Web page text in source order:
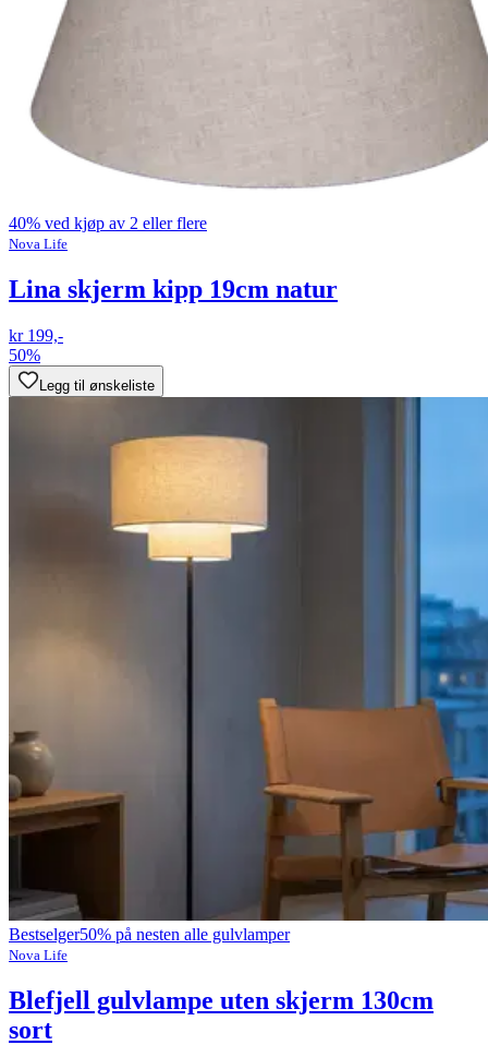
40% ved kjøp av 2 eller flere
Nova Life
Lina skjerm kipp 19cm natur
kr 199,-
50%
Legg til ønskeliste
Bestselger50% på nesten alle gulvlamper
Nova Life
Blefjell gulvlampe uten skjerm 130cm
sort